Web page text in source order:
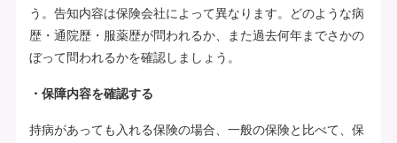
う。告知内容は保険会社によって異なります。どのような病
歴・通院歴・服薬歴が問われるか、また過去何年までさかの
ぼって問われるかを確認しましょう。
・保障内容を確認する
持病があっても入れる保険の場合、一般の保険と比べて、保